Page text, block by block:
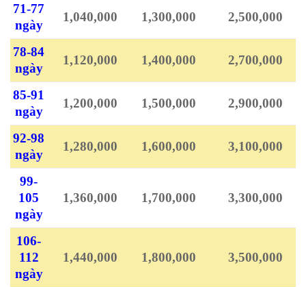
71-77
ngày
1,040,000 1,300,000 2,500,000
78-84
ngày
1,120,000 1,400,000 2,700,000
85-91
ngày
1,200,000 1,500,000 2,900,000
92-98
ngày
1,280,000 1,600,000 3,100,000
99-
105
ngày
1,360,000 1,700,000 3,300,000
106-
112
ngày
1,440,000 1,800,000 3,500,000